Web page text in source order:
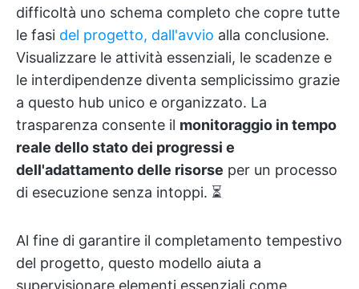
difficoltà uno schema completo che copre tutte
le fasi del progetto, dall'avvio alla conclusione.
Visualizzare le attività essenziali, le scadenze e
le interdipendenze diventa semplicissimo grazie
a questo hub unico e organizzato. La
trasparenza consente il monitoraggio in tempo
reale dello stato dei progressi e
dell'adattamento delle risorse per un processo
di esecuzione senza intoppi. ⏳
Al fine di garantire il completamento tempestivo
del progetto, questo modello aiuta a
supervisionare elementi essenziali come